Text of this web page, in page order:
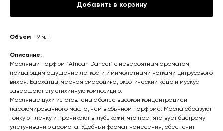
Добавить в корзину
Объем - 9 мл
Описание:
Масляный парфюм “African Dancer“ с невероятным ароматом,
придающим ощущение легкости и мимолетными нотками цитрусового
вихря. Бархатцы, черная смородина, экзотический кедр и мускус
завершают эту стихийную композицию.
Масляные духи изготовлены с более высокой концентрацией
парфюмированного масла, чем в обычном парфюме. Масла образуют
тонкую пленку и проникают вглубь кожи, что препятствует быстрому
улетучиванию аромата. Удобный формат нанесения, обеспечит